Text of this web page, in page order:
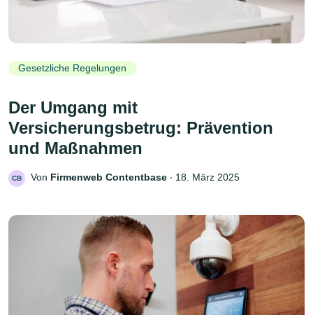
Gesetzliche Regelungen
Der Umgang mit
Versicherungsbetrug: Prävention
und Maßnahmen
CB Von Firmenweb Contentbase ‧ 18. März 2025